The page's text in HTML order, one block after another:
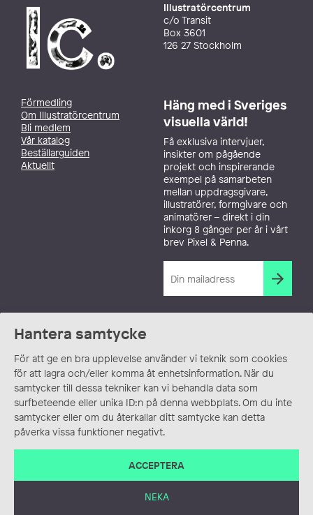
Hantera samtycke
För att ge en bra upplevelse använder vi teknik som cookies
för att lagra och/eller komma åt enhetsinformation. När du
samtycker till dessa tekniker kan vi behandla data som
surfbeteende eller unika ID:n på denna webbplats. Om du inte
samtycker eller om du återkallar ditt samtycke kan detta
påverka vissa funktioner negativt.
ACCEPTERA
NEKA
Illustratörcentrum
c/o Transit
Box 3601
126 27 Stockholm
Förmedling
Om Illustratörcentrum
Bli medlem
Vår katalog
Beställarguiden
Aktuellt
Häng med i Sveriges
visuella värld!
Få exklusiva intervjuer,
insikter om pågående
projekt och inspirerande
exempel på samarbeten
mellan uppdragsgivare,
illustratörer, formgivare och
animatörer – direkt i din
inkorg 8 gånger per år i vårt
brev Pixel & Penna.